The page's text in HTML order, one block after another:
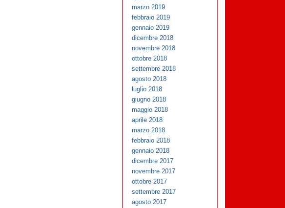
marzo 2019
febbraio 2019
gennaio 2019
dicembre 2018
novembre 2018
ottobre 2018
settembre 2018
agosto 2018
luglio 2018
giugno 2018
maggio 2018
aprile 2018
marzo 2018
febbraio 2018
gennaio 2018
dicembre 2017
novembre 2017
ottobre 2017
settembre 2017
agosto 2017